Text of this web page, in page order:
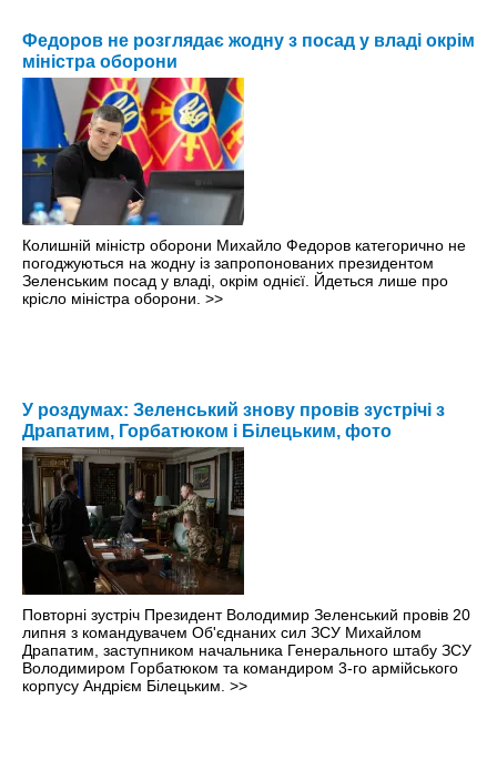
Федоров не розглядає жодну з посад у владі окрім
міністра оборони
Колишній міністр оборони Михайло Федоров категорично не
погоджуються на жодну із запропонованих президентом
Зеленським посад у владі, окрім однієї. Йдеться лише про
крісло міністра оборони. >>
У роздумах: Зеленський знову провів зустрічі з
Драпатим, Горбатюком і Білецьким, фото
Повторні зустріч Президент Володимир Зеленський провів 20
липня з командувачем Об'єднаних сил ЗСУ Михайлом
Драпатим, заступником начальника Генерального штабу ЗСУ
Володимиром Горбатюком та командиром 3-го армійського
корпусу Андрієм Білецьким. >>